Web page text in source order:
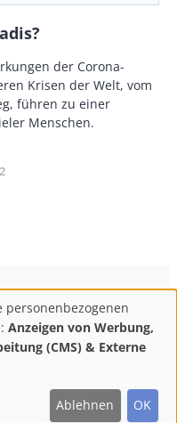
der Corona-
Krisen der Welt, vom
führen zu einer
Menschen.
AGB
Datenschutz
& Kontakt
der Bestellung
Anzeigen von Werbung,
(CMS) & Externe
Ablehnen OK